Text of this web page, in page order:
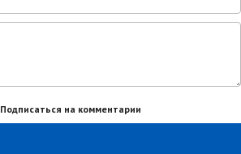
Подписаться на комментарии